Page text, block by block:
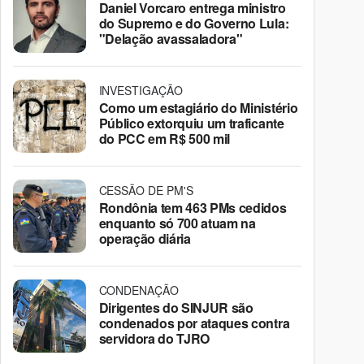
Daniel Vorcaro entrega ministro
do Supremo e do Governo Lula:
"Delação avassaladora"
INVESTIGAÇÃO
Como um estagiário do Ministério
Público extorquiu um traficante
do PCC em R$ 500 mil
CESSÃO DE PM'S
Rondônia tem 463 PMs cedidos
enquanto só 700 atuam na
operação diária
CONDENAÇÃO
Dirigentes do SINJUR são
condenados por ataques contra
servidora do TJRO